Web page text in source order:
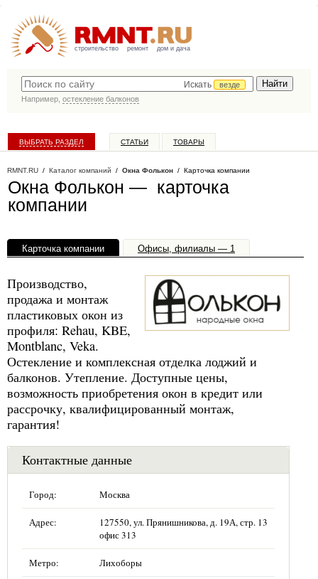
строительство ремонт дом и дача
Искать
везде
Например, остекление балконов
ВЫБРАТЬ РАЗДЕЛ СТАТЬИ ТОВАРЫ
RMNT.RU / Каталог компаний / Окна Фолькон / Карточка компании
Окна Фолькон — карточка
компании
Карточка компании Офисы, филиалы — 1
Производство,
продажа и монтаж
пластиковых окон из
профиля: Rehau, KBE,
Montblanc, Veka.
Остекление и комплексная отделка лоджий и
балконов. Утепление. Доступные цены,
возможность приобретения окон в кредит или
рассрочку, квалифицированный монтаж,
гарантия!
Контактные данные
Город: Москва
Адрес:
127550, ул. Прянишникова, д. 19А, стр. 13
офис 313
Метро: Лихоборы